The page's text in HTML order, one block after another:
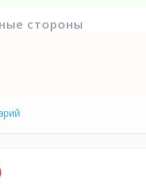
стороны